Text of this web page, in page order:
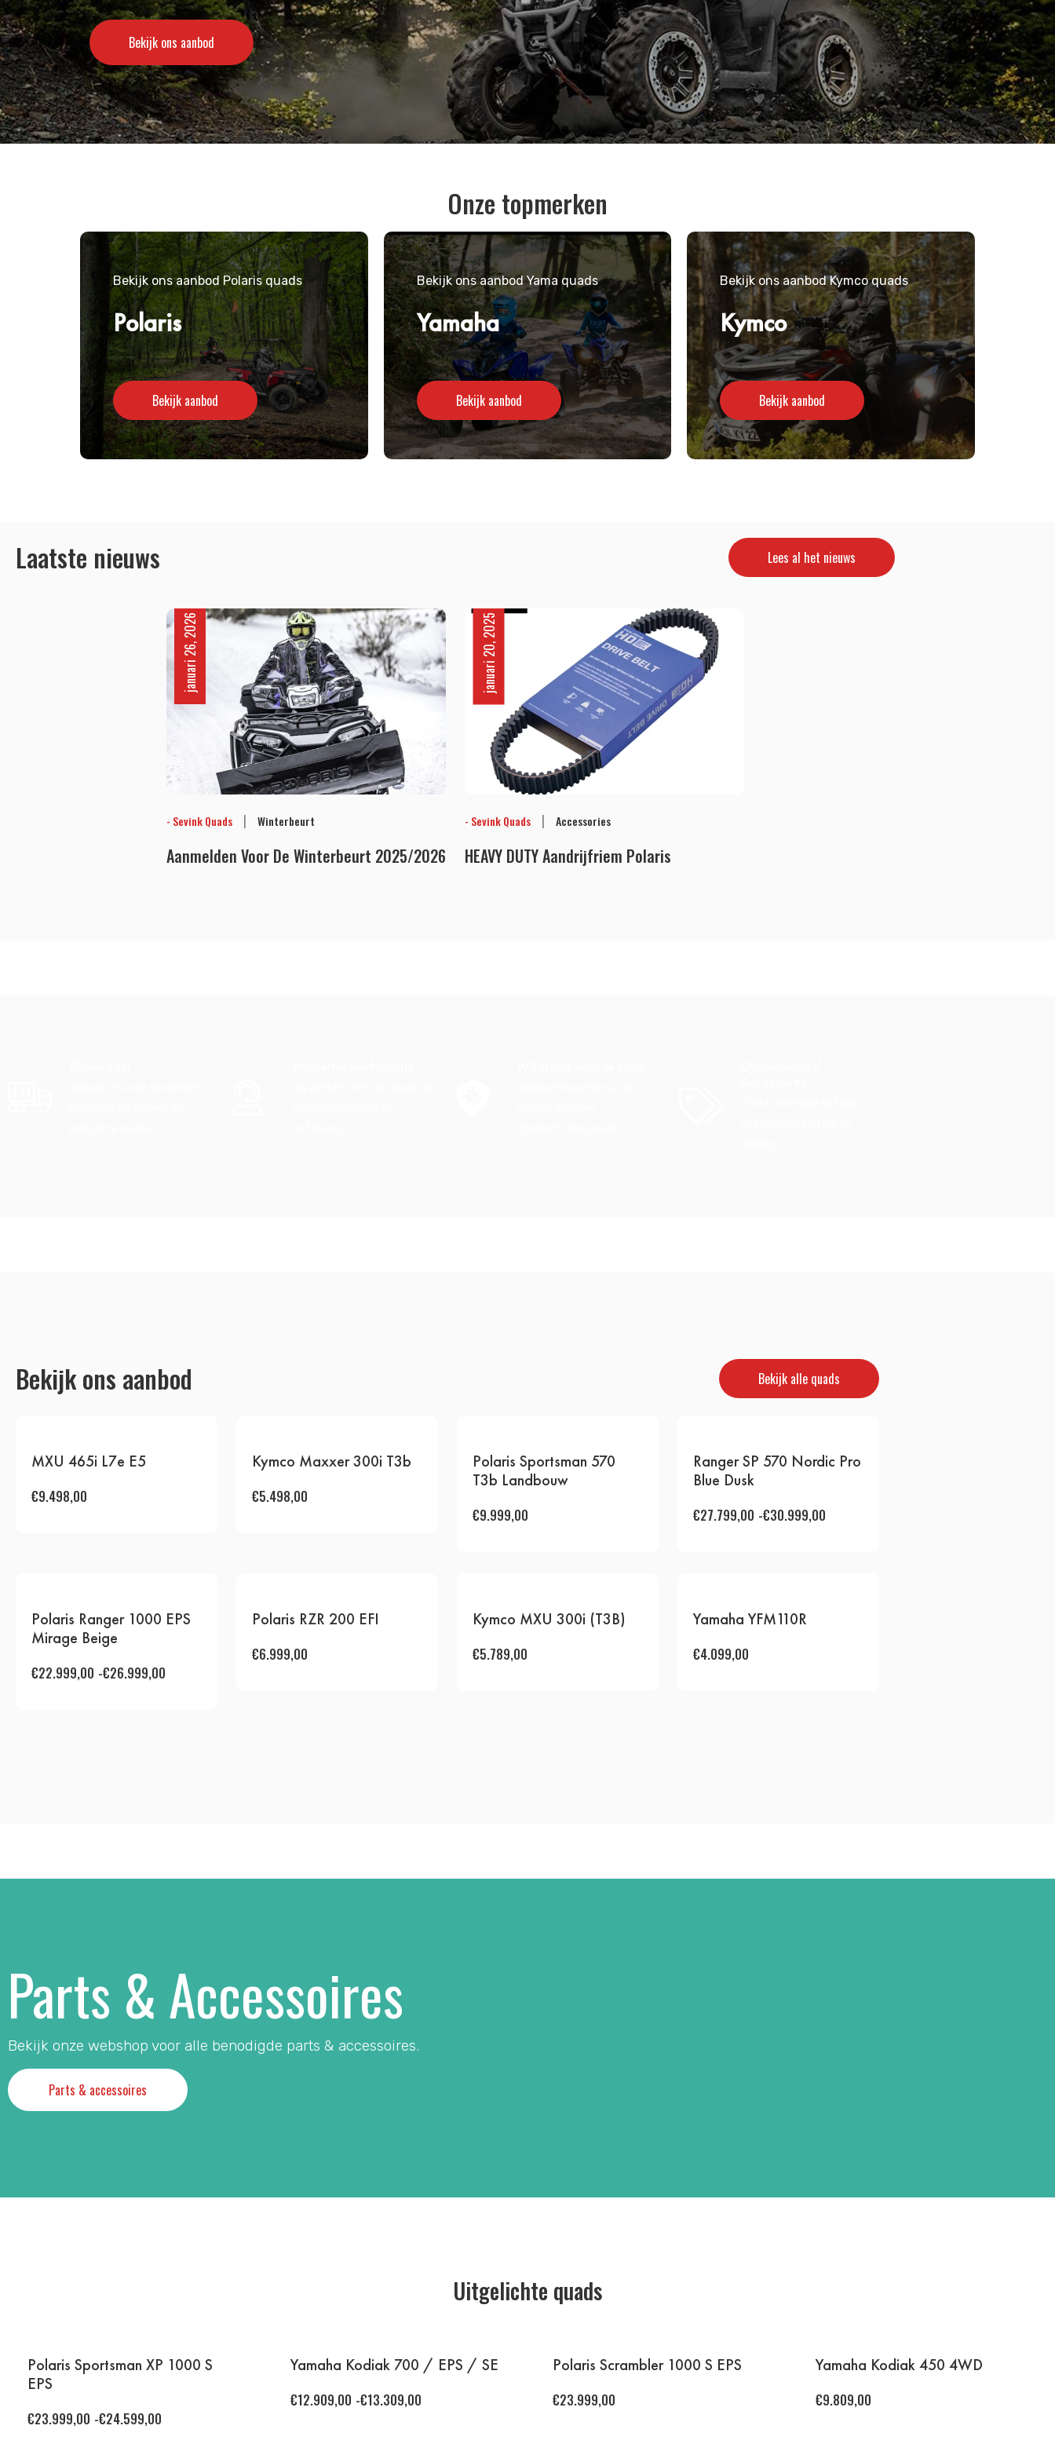
Bekijk ons aanbod
Bekijk ons aanbod
Bekijk ons aanbod
Onze topmerken
Bekijk ons aanbod Polaris quads
Polaris
Bekijk aanbod
Bekijk ons aanbod Yama quads
Yamaha
Bekijk aanbod
Bekijk ons aanbod Kymco quads
Kymco
Bekijk aanbod
Laatste nieuws Lees al het nieuws
januari 26, 2026
- Sevink Quads | Winterbeurt
Aanmelden Voor De Winterbeurt 2025/2026
januari 20, 2025
- Sevink Quads | Accessories
HEAVY DUTY Aandrijfriem Polaris
Bekijk ons aanbod Bekijk alle quads
MXU 465i L7e E5
€9.498,00
Kymco Maxxer 300i T3b
€5.498,00
Polaris Sportsman 570
T3b Landbouw
€9.999,00
Ranger SP 570 Nordic Pro
Blue Dusk
€27.799,00 -€30.999,00
Polaris Ranger 1000 EPS
Mirage Beige
€22.999,00 -€26.999,00
Polaris RZR 200 EFI
€6.999,00
Kymco MXU 300i (T3B)
€5.789,00
Yamaha YFM110R
€4.099,00
Parts & Accessoires
Bekijk onze webshop voor alle benodigde parts & accessoires.
Parts & accessoires
Uitgelichte quads
Polaris Sportsman XP 1000 S
EPS
€23.999,00 -€24.599,00
Yamaha Kodiak 700 / EPS / SE
€12.909,00 -€13.309,00
Polaris Scrambler 1000 S EPS
€23.999,00
Yamaha Kodiak 450 4WD
€9.809,00